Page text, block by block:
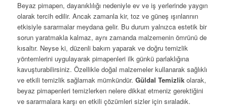
Beyaz pimapen, dayanıklılığı nedeniyle ev ve iş yerlerinde yaygın
olarak tercih edilir. Ancak zamanla kir, toz ve güneş ışınlarının
etkisiyle sararmalar meydana gelir. Bu durum yalnızca estetik bir
sorun yaratmakla kalmaz, aynı zamanda malzemenin ömrünü de
kısaltır. Neyse ki, düzenli bakım yaparak ve doğru temizlik
yöntemlerini uygulayarak pimapenleri ilk günkü parlaklığına
kavuşturabilirsiniz. Özellikle doğal malzemeler kullanarak sağlıklı
ve etkili temizlik sağlamak mümkündür. Güldal Temizlikolarak,
beyaz pimapenleri temizlerken nelere dikkat etmeniz gerektiğini
ve sararmalara karşı en etkili çözümleri sizler için sıraladık.